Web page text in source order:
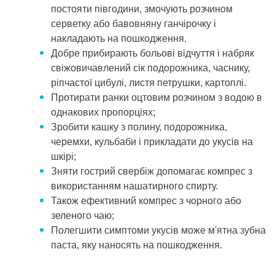
постояти півгодини, змочують розчином
серветку або бавовняну ганчірочку і
накладають на пошкодження.
Добре прибирають больові відчуття і набряк
свіжовичавлений сік подорожника, часнику,
ріпчастої цибулі, листя петрушки, картоплі.
Протирати ранки оцтовим розчином з водою в
однакових пропорціях;
Зробити кашку з полину, подорожника,
черемхи, кульбаби і прикладати до укусів на
шкірі;
Зняти гострий свербіж допомагає компрес з
використанням нашатирного спирту.
Також ефективний компрес з чорного або
зеленого чаю;
Полегшити симптоми укусів може м'ятна зубна
паста, яку наносять на пошкодження.